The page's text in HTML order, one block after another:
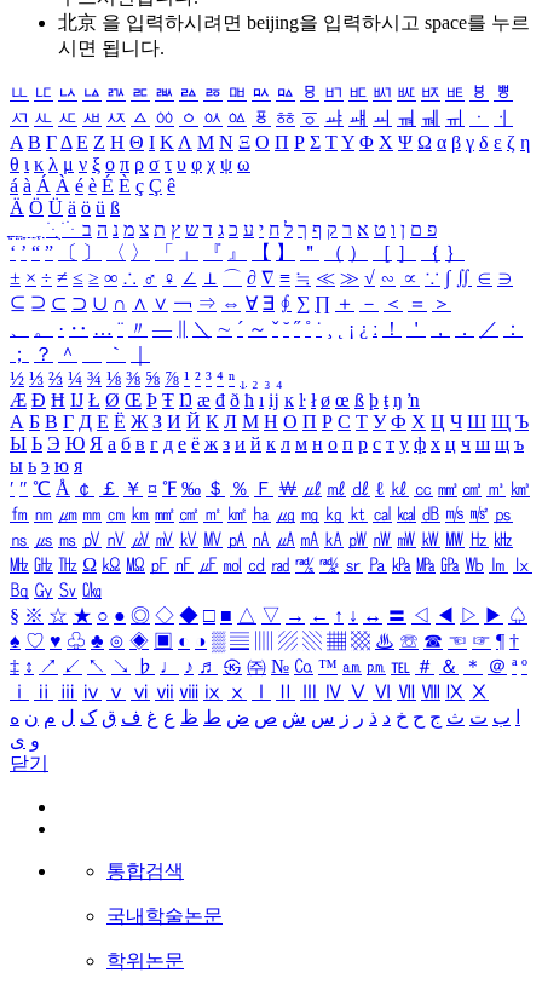
北京 을 입력하시려면 beijing을 입력하시고 space를 누르
시면 됩니다.
ㅥ ㅦ ㅧ ㅨ ㅩ ㅪ ㅫ ㅬ ㅭ ㅮ ㅯ ㅰ ㅱ ㅲ ㅳ ㅴ ㅵ ㅶ ㅷ ㅸ
ㅹ
ㅺ ㅻ ㅼ ㅽ ㅾ ㅿ ㆀ ㆁ ㆂ ㆃ ㆄ ㆅ ㆆ ㆇ ㆈ ㆉ ㆊ ㆋ ㆌ ㆍ
ㆎ
Α Β ΓΔ Ε Ζ Η Θ Ι ΚΛ Μ Ν Ξ Ο Π Ρ Σ ΤΥ Φ Χ Ψ Ω α β γ δ ε ζ η
θ ι κ λ μ ν ξ ο π ρ σ τ υ φ χ ψ ω
á à Á À é è É È ç Ç ê
Ä Ö Ü ä ö ü ß
ִֶֹ ֻּ ׁׂ פ ם ן ו ט א ר ק ף ך ל ח י ע כ ג ד ש ץ ת צ מ נ ה ב
‘ ’ “ ” 〔 〕 〈 〉 「 」 『 』 【 】 ＂ （ ） ［ ］ ｛ ｝
± × ÷ ≠ ≤ ≥ ∞ ∴ ♂ ♀ ∠ ⊥ ⌒ ∂ ∇ ≡ ≒ ≪ ≫ √ ∽ ∝ ∵ ∫ ∬ ∈ ∋
⊆ ⊇ ⊂ ⊃ ∪ ∩ ∧ ∨ ￢ ⇒ ⇔ ∀ ∃ ∮ ∑ ∏ ＋ － ＜ ＝
＞
、
。 · ‥ … ¨ 〃 ― ＼ ∼ ´ ～ ˇ ˘ ˝ ˚ ˙ ¸ ¡ ¿ ː ！ ＇ ， ． ／
：
；
？ ＾ ｀
½ ⅓ ⅔ ¼ ¾ ⅛ ⅜ ⅝ ⅞ ¹ ² ³ ⁴ ⁿ ₁ ₂ ₃ ₄
Æ Ð Ħ Ĳ Ł Ø Œ Þ Ŧ Ŋ æ đ ð ħ ı ĳ ĸ ŀ ł ø œ ß þ ŧ ŋ ŉ
А Б В Г Д Е Ё Ж З И Й К Л М Н О П Р С Т У Ф Х Ц Ч Ш Щ Ъ
Ы Ь Э Ю Я а б в г д е ё ж з и й к л м н о п р с т у ф х ц ч ш щ ъ
ы ь э ю я
′ ″ ℃ Å ￠ ￡ ￥ ¤ ℉ ‰ ＄ ％ Ｆ ￦ ㎕ ㎖ ㎗ ℓ ㎘ ㏄ ㎣ ㎤ ㎥ ㎦
㎙ ㎚ ㎛ ㎜ ㎝ ㎞ ㎟ ㎠ ㎡ ㎢ ㏊ ㎍ ㎎ ㎏ ㏏ ㎈ ㎉ ㏈ ㎧ ㎨ ㎰
㎱ ㎲ ㎳ ㎴ ㎵ ㎶ ㎷ ㎸ ㎹ ㎀ ㎁ ㎂ ㎃ ㎄ ㎺ ㎻ ㎽ ㎾ ㎿ ㎐ ㎑
㎒ ㎓ ㎔ Ω ㏀ ㏁ ㎊ ㎋ ㎌ ㏖ ㏅ ㎭ ㎮ ㎯ ㏛ ㎩ ㎪ ㎫ ㎬ ㏝ ㏐
㏓
㏃ ㏉ ㏜ ㏆
§ ※ ☆ ★ ○ ● ◎ ◇ ◆ □ ■ △ ▽ → ← ↑ ↓ ↔ 〓 ◁ ◀ ▷ ▶ ♤
♠ ♡ ♥ ♧ ♣ ⊙ ◈ ▣ ◐ ◑ ▒ ▤ ▨ ▧ ▦ ▩ ♨ ☏ ☎ ☜ ☞ ¶ †
‡ ↕ ↗ ↙ ↖ ↘ ♭ ♩ ♪ ♬ ㉿ ㈜ № ㏇ ™ ㏂ ㏘ ℡ ＃ ＆ ＊ ＠ ª º
ⅰ
ⅱ ⅲ ⅳ ⅴ ⅵ ⅶ ⅷ ⅸ ⅹ Ⅳ Ⅴ Ⅵ Ⅶ Ⅷ Ⅸ Ⅹ
ب ت ث ج ح خ د ذ ر ز س ش ص ض ط ظ ع غ ف ق ک ل م ن ه
و ی
닫기
통합검색
국내학술논문
학위논문